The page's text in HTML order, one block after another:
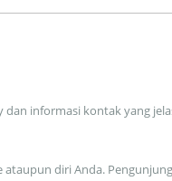
dan informasi kontak yang
diri Anda.